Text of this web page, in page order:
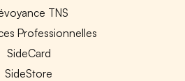
TNS
Professionnelles
SideCard
SideStore